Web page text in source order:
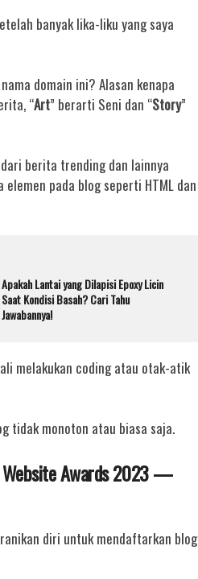
banyak lika-liku yang saya
domain ini? Alasan kenapa
“Art” berarti Seni dan “Story”
berita trending dan lainnya
pada blog seperti HTML dan
Apakah Lantai yang Dilapisi Epoxy Licin
Saat Kondisi Basah? Cari Tahu
Jawabannya!
melakukan coding atau otak-atik
tidak monoton atau biasa saja.
Website Awards 2023 —
diri untuk mendaftarkan blog